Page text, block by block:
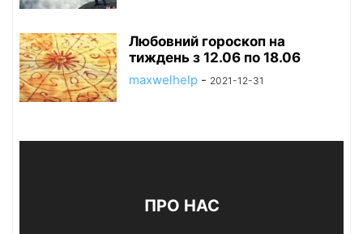
Любовний гороскоп на
тиждень з 12.06 по 18.06
maxwelhelp - 2021-12-31
ПРО НАС